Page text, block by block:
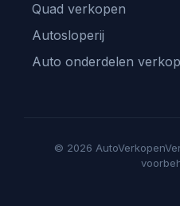
Quad verkopen
Autosloperij
Auto onderdelen
© 2026